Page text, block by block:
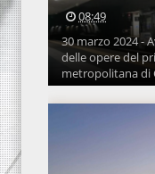
08:49
30 marzo 2024 -
delle opere del
metropolitana di